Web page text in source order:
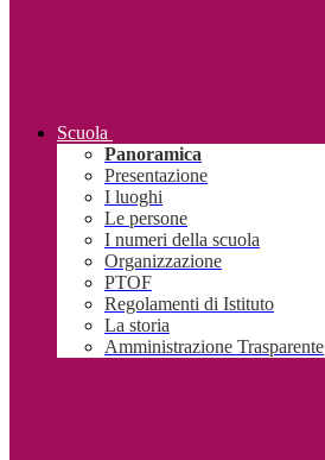
Scuola
Panoramica
Presentazione
I luoghi
Le persone
I numeri della scuola
Organizzazione
PTOF
Regolamenti di Istituto
La storia
Amministrazione Trasparente